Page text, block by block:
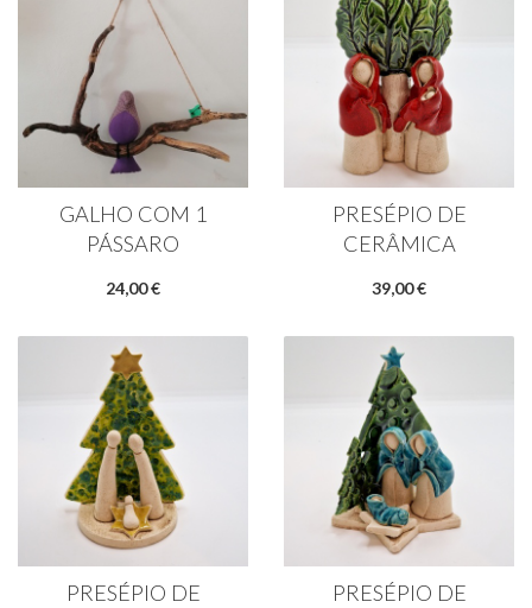
GALHO COM 1
PÁSSARO
24,00 €
PRESÉPIO DE
CERÂMICA
39,00 €
PRESÉPIO DE PRESÉPIO DE